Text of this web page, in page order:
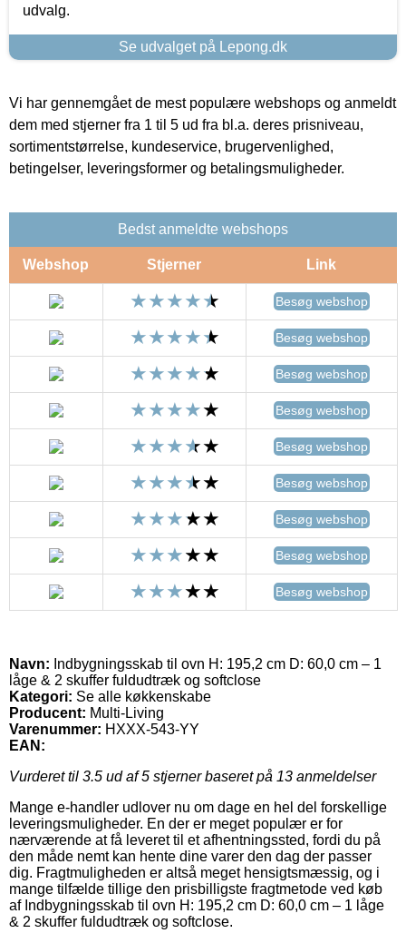
udvalg.
Se udvalget på Lepong.dk
Vi har gennemgået de mest populære webshops og anmeldt
dem med stjerner fra 1 til 5 ud fra bl.a. deres prisniveau,
sortimentstørrelse, kundeservice, brugervenlighed,
betingelser, leveringsformer og betalingsmuligheder.
Bedst anmeldte webshops
Webshop Stjerner Link
Besøg webshop
Besøg webshop
Besøg webshop
Besøg webshop
Besøg webshop
Besøg webshop
Besøg webshop
Besøg webshop
Besøg webshop
Navn: Indbygningsskab til ovn H: 195,2 cm D: 60,0 cm – 1
låge & 2 skuffer fuldudtræk og softclose
Kategori: Se alle køkkenskabe
Producent: Multi-Living
Varenummer: HXXX-543-YY
EAN:
Vurderet til 3.5 ud af 5 stjerner baseret på 13 anmeldelser
Mange e-handler udlover nu om dage en hel del forskellige
leveringsmuligheder. En der er meget populær er for
nærværende at få leveret til et afhentningssted, fordi du på
den måde nemt kan hente dine varer den dag der passer
dig. Fragtmuligheden er altså meget hensigtsmæssig, og i
mange tilfælde tillige den prisbilligste fragtmetode ved køb
af Indbygningsskab til ovn H: 195,2 cm D: 60,0 cm – 1 låge
& 2 skuffer fuldudtræk og softclose.